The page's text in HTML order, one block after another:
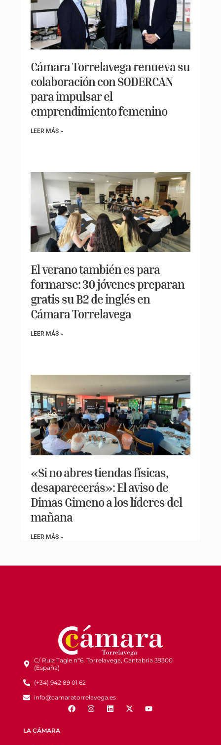
Cámara Torrelavega renueva su
colaboración con SODERCAN
para impulsar el
emprendimiento femenino
LEER MÁS »
El verano también es para
formarse: 30 jóvenes preparan
gratis su B2 de inglés en
Cámara Torrelavega
LEER MÁS »
«Si no abres tiendas físicas,
desaparecerás»: El aviso de
Dimas Gimeno a los líderes del
mañana
LEER MÁS »
C/ Ruiz Tagle nº6. Torrelavega, Cantabria 39300
(España)
(+34) 942 89 01 62
info@camaratorrelavega.es
LA CÁMARA